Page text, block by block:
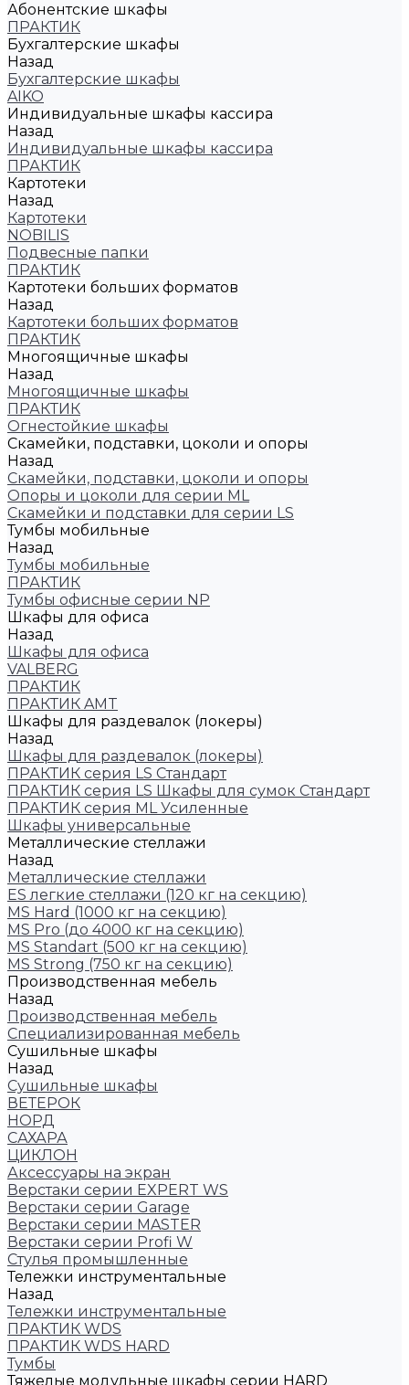
Абонентские шкафы
ПРАКТИК
Бухгалтерские шкафы
Назад
Бухгалтерские шкафы
AIKO
Индивидуальные шкафы кассира
Назад
Индивидуальные шкафы кассира
ПРАКТИК
Картотеки
Назад
Картотеки
NOBILIS
Подвесные папки
ПРАКТИК
Картотеки больших форматов
Назад
Картотеки больших форматов
ПРАКТИК
Многоящичные шкафы
Назад
Многоящичные шкафы
ПРАКТИК
Огнестойкие шкафы
Скамейки, подставки, цоколи и опоры
Назад
Скамейки, подставки, цоколи и опоры
Опоры и цоколи для серии ML
Скамейки и подставки для серии LS
Тумбы мобильные
Назад
Тумбы мобильные
ПРАКТИК
Тумбы офисные серии NP
Шкафы для офиса
Назад
Шкафы для офиса
VALBERG
ПРАКТИК
ПРАКТИК AMT
Шкафы для раздевалок (локеры)
Назад
Шкафы для раздевалок (локеры)
ПРАКТИК cерия LS Стандарт
ПРАКТИК серия LS Шкафы для сумок Стандарт
ПРАКТИК серия ML Усиленные
Шкафы универсальные
Металлические стеллажи
Назад
Металлические стеллажи
ES легкие стеллажи (120 кг на секцию)
MS Hard (1000 кг на секцию)
MS Pro (до 4000 кг на секцию)
MS Standart (500 кг на секцию)
MS Strong (750 кг на секцию)
Производственная мебель
Назад
Производственная мебель
Cпециализированная мебель
Cушильные шкафы
Назад
Cушильные шкафы
ВЕТЕРОК
НОРД
САХАРА
ЦИКЛОН
Аксессуары на экран
Верстаки серии EXPERT WS
Верстаки серии Garage
Верстаки серии MASTER
Верстаки серии Profi W
Стулья промышленные
Тележки инструментальные
Назад
Тележки инструментальные
ПРАКТИК WDS
ПРАКТИК WDS HARD
Тумбы
Тяжелые модульные шкафы серии HARD